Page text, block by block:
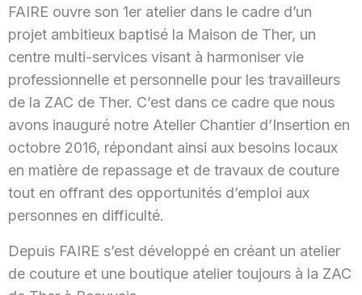
FAIRE ouvre son 1er atelier dans le cadre d’un
projet ambitieux baptisé la Maison de Ther, un
centre multi-services visant à harmoniser vie
professionnelle et personnelle pour les travailleurs
de la ZAC de Ther. C’est dans ce cadre que nous
avons inauguré notre Atelier Chantier d’Insertion en
octobre 2016, répondant ainsi aux besoins locaux
en matière de repassage et de travaux de couture
tout en offrant des opportunités d’emploi aux
personnes en difficulté.
Depuis FAIRE s’est développé en créant un atelier
de couture et une boutique atelier toujours à la ZAC